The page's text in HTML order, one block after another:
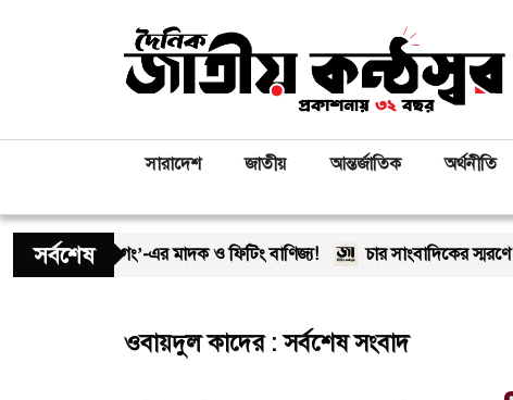
সারাদেশ জাতীয় আন্তর্জাতিক অর্থনীতি
সর্বশেষ
‘অসীম-গং’-এর মাদক ও ফিটিং বাণিজ্য! চার সাংবাদিকের স্মরণে
ওবায়দুল কাদের : সর্বশেষ সংবাদ